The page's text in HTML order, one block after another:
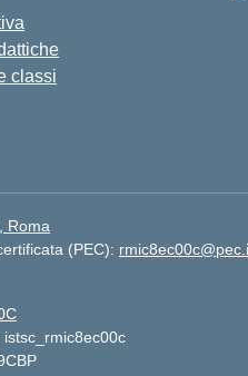
classi
Roma
(PEC):